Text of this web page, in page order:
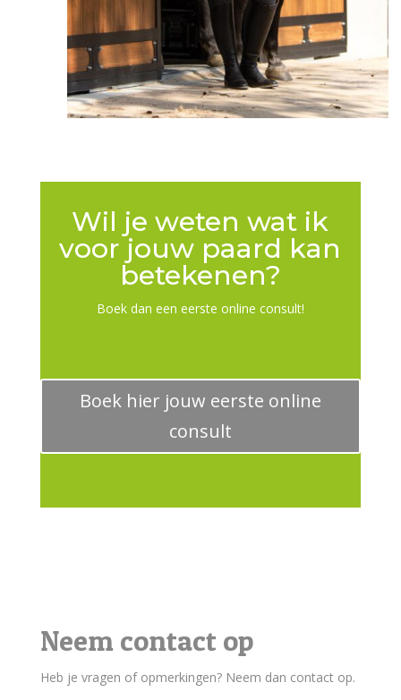
Wil je weten wat ik
voor jouw paard kan
betekenen?
Boek dan een eerste online consult!
Boek hier jouw eerste online
consult
Neem contact op
Heb je vragen of opmerkingen? Neem dan contact op.